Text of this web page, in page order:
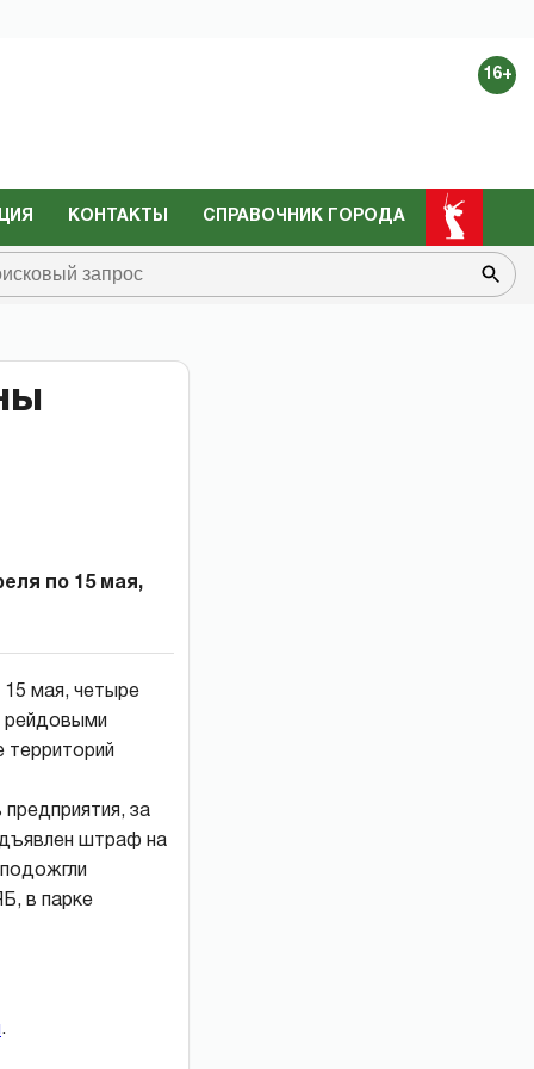
16+
КОНТАКТЫ СПРАВОЧНИК ГОРОДА
по 15 мая,
мая, четыре
рейдовыми
территорий
за
штраф на
в парке
.